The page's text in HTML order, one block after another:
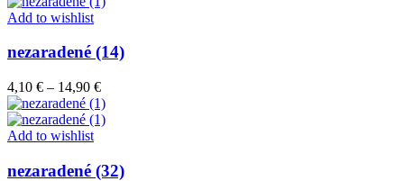
Add to wishlist
nezaradené (14)
4,10 € – 14,90 €Price
range:
4,10 €
Add to wishlist
nezaradené (32)